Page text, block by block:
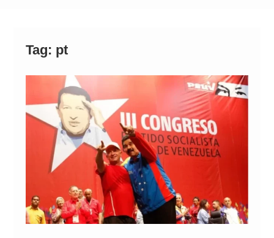
Tag: pt